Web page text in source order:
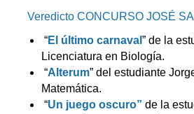
Veredicto CONCURSO JOSÉ
“El último carnaval ” de la
Licenciatura en Biología.
“Alterum” del estudiante
Matemática.
“Un juego oscuro” de la